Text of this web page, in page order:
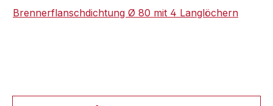
Brennerflanschdichtung Ø 80 mit 4 Langlöchern